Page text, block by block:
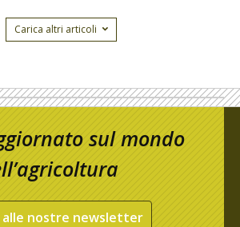
Carica altri articoli
sul mondo
alle nostre newsletter